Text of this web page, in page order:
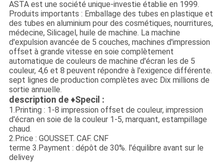
ASTA est une société unique-investie établie en 1999.
Produits importants : Emballage des tubes en plastique et
des tubes en aluminium pour des cosmétiques, nourritures,
médecine, Silicagel, huile de machine. La machine
d'expulsion avancée de 5 couches, machines d'impression
offset à grande vitesse en soie complètement
automatique de couleurs de machine d'écran les de 5
couleur, 4,6 et 8 peuvent répondre à l'exigence différente.
sept lignes de production complètes avec Dix millions de
sortie annuelle.
description de ♦Specil :
1.Printing : 1-8 impression offset de couleur, impression
d'écran en soie de la couleur 1-5, marquant, estampillage
chaud.
2.Price : GOUSSET. CAF. CNF
terme 3.Payment : dépôt de 30%. l'équilibre avant sur le
delivey